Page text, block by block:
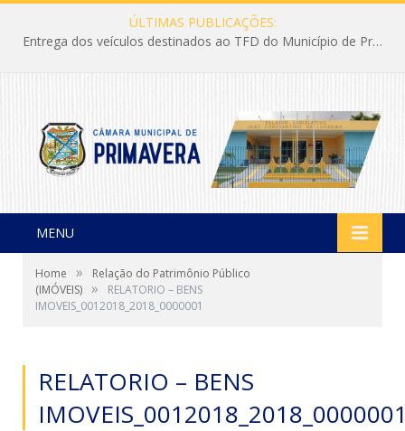
ÚLTIMAS PUBLICAÇÕES:
Entrega dos veículos destinados ao TFD do Município de Primavera
MENU
Home »
Relação do Patrimônio Público
(IMÓVEIS) »
RELATORIO – BENS
IMOVEIS_0012018_2018_0000001
RELATORIO – BENS